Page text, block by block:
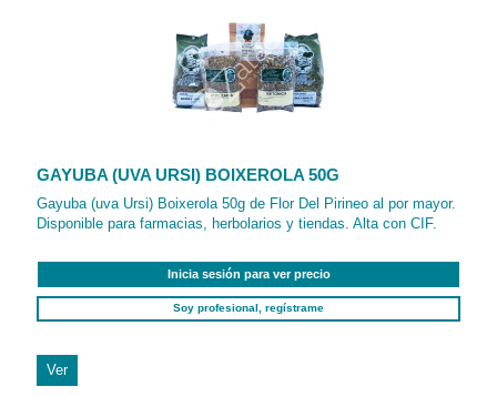
GAYUBA (UVA URSI) BOIXEROLA 50G
Gayuba (uva Ursi) Boixerola 50g de Flor Del Pirineo al por mayor.
Disponible para farmacias, herbolarios y tiendas. Alta con CIF.
Inicia sesión para ver precio
Soy profesional, regístrame
Ver